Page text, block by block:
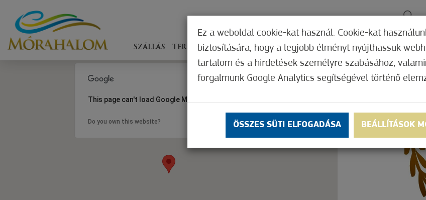
SZÁLLÁS TERÍTÉKEN ÉLMÉNYSZERZÉS ZÖLD FÓKUSZ GYÓGYHELY
This page can't load Google Maps correctly.
Do you own this website? OK
Ez a weboldal cookie-kat használ. Cookie-kat
biztosítására, hogy a legjobb élményt nyújthassuk
tartalom és a hirdetések személyre szabásához,
forgalmunk Google Analytics segítségével történő
ÖSSZES SÜTI ELFOGADÁSA BEÁLLÍTÁSOK